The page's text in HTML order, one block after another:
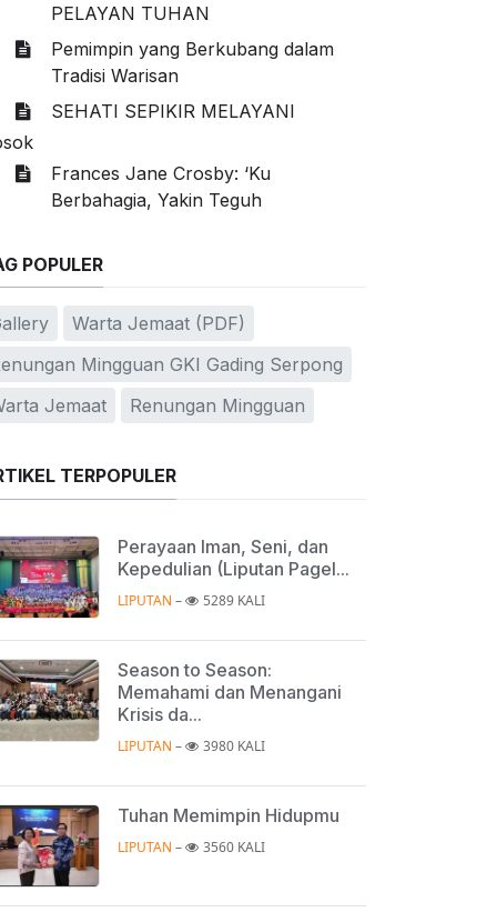
PELAYAN TUHAN
Pemimpin yang Berkubang dalam
Tradisi Warisan
SEHATI SEPIKIR MELAYANI
Frances Jane Crosby: ‘Ku
Berbahagia, Yakin Teguh
POPULER
Warta Jemaat (PDF)
Mingguan GKI Gading Serpong
Jemaat
Renungan Mingguan
TERPOPULER
Perayaan Iman, Seni, dan
Kepedulian (Liputan Pagel...
LIPUTAN – 5289 KALI
Season to Season:
Memahami dan Menangani
Krisis da...
LIPUTAN – 3980 KALI
Tuhan Memimpin Hidupmu
LIPUTAN – 3560 KALI